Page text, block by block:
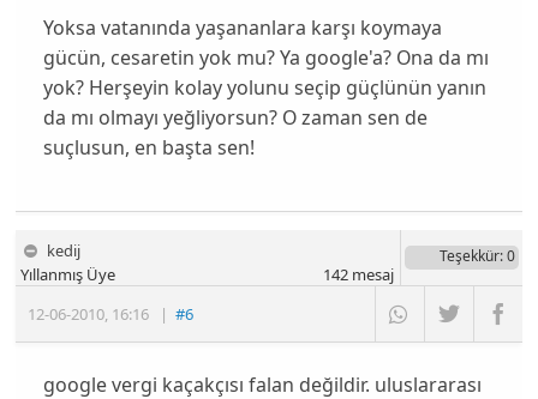
Yoksa vatanında yaşananlara karşı koymaya
gücün, cesaretin yok mu? Ya google'a? Ona da mı
yok? Herşeyin kolay yolunu seçip güçlünün yanın
da mı olmayı yeğliyorsun? O zaman sen de
suçlusun, en başta sen!
kedij
12-06-2010, 16:16 |#6
Yıllanmış Üye
Teşekkür: 0
142mesaj
google vergi kaçakçısı falan değildir. uluslararası